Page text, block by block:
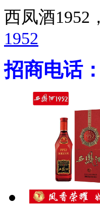
西凤酒
1952
招商电话